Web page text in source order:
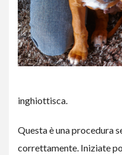
inghiottisca.
Questa è una procedura
correttamente. Iniziate